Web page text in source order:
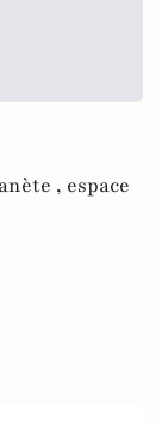
, espace